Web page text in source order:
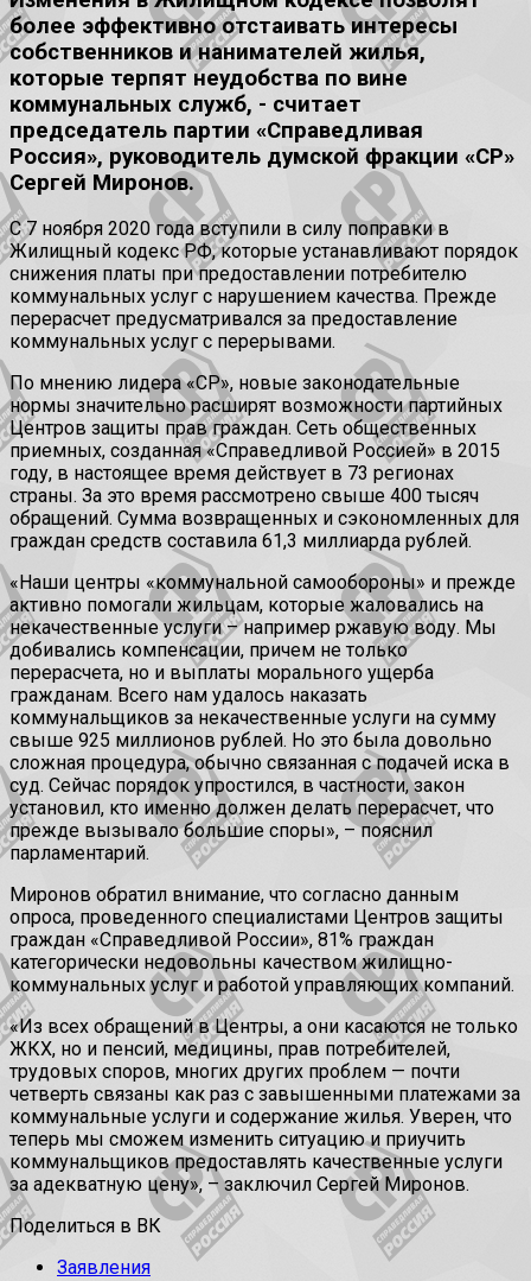
более эффективно отстаивать интересы
собственников и нанимателей жилья,
которые терпят неудобства по вине
коммунальных служб, - считает
председатель партии «Справедливая
Россия», руководитель думской фракции «СР»
Сергей Миронов.
С 7 ноября 2020 года вступили в силу поправки в
Жилищный кодекс РФ, которые устанавливают порядок
снижения платы при предоставлении потребителю
коммунальных услуг с нарушением качества. Прежде
перерасчет предусматривался за предоставление
коммунальных услуг с перерывами.
По мнению лидера «СР», новые законодательные
нормы значительно расширят возможности партийных
Центров защиты прав граждан. Сеть общественных
приемных, созданная «Справедливой Россией» в 2015
году, в настоящее время действует в 73 регионах
страны. За это время рассмотрено свыше 400 тысяч
обращений. Сумма возвращенных и сэкономленных для
граждан средств составила 61,3 миллиарда рублей.
«Наши центры «коммунальной самообороны» и прежде
активно помогали жильцам, которые жаловались на
некачественные услуги – например ржавую воду. Мы
добивались компенсации, причем не только
перерасчета, но и выплаты морального ущерба
гражданам. Всего нам удалось наказать
коммунальщиков за некачественные услуги на сумму
свыше 925 миллионов рублей. Но это была довольно
сложная процедура, обычно связанная с подачей иска в
суд. Сейчас порядок упростился, в частности, закон
установил, кто именно должен делать перерасчет, что
прежде вызывало большие споры», – пояснил
парламентарий.
Миронов обратил внимание, что согласно данным
опроса, проведенного специалистами Центров защиты
граждан «Справедливой России», 81% граждан
категорически недовольны качеством жилищно-
коммунальных услуг и работой управляющих компаний.
«Из всех обращений в Центры, а они касаются не только
ЖКХ, но и пенсий, медицины, прав потребителей,
трудовых споров, многих других проблем — почти
четверть связаны как раз с завышенными платежами за
коммунальные услуги и содержание жилья. Уверен, что
теперь мы сможем изменить ситуацию и приучить
коммунальщиков предоставлять качественные услуги
за адекватную цену», – заключил Сергей Миронов.
Поделиться в ВК
Заявления